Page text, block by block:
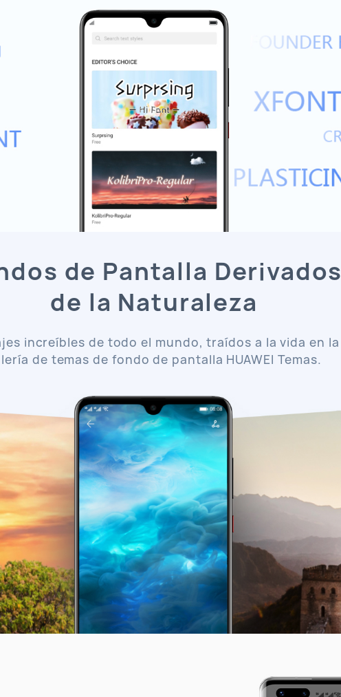
de Pantalla Derivados
de la Naturaleza
increíbles de todo el mundo, traídos a la vida en la
de temas de fondo de pantalla HUAWEI Temas.